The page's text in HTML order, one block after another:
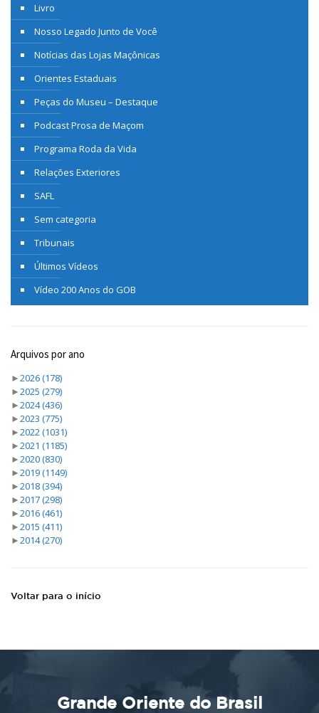
Livro
Nosso Legado Junto de Você
Notícias das Lojas Maçônicas
Orientes Estaduais
Peças do Museu – Destaque
Podcast Prosa de Maçom
Programa Roda da Vida
Relações Exteriores
SAFL
Sem categoria
Tribunais
Últimos Vídeos
Vídeo 200 Anos do GOB
Arquivos por ano
►2026(178)
►2025 (279)
►2024(436)
►2023 (775)
►2022 (1031)
►2021 (1185)
►2020(830)
►2019(1149)
►2018(394)
►2017(298)
►2016(461)
►2015 (411)
►2014(270)
Voltar para o início
Grande Oriente do Brasil